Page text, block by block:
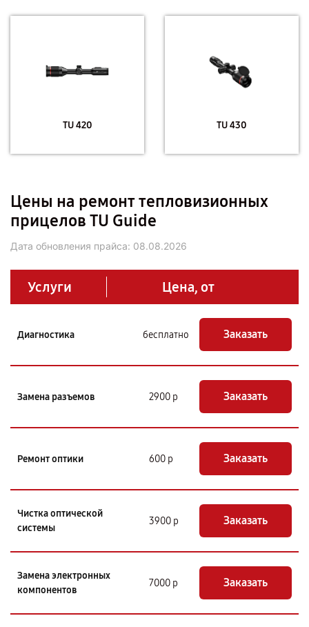
TU 420 TU 430
Цены на ремонт тепловизионных
прицелов TU Guide
Дата обновления прайса: 08.08.2026
Услуги Цена, от
Диагностика бесплатно Заказать
Замена разъемов 2900 р Заказать
Ремонт оптики 600 р Заказать
Чистка оптической
системы
3900 р Заказать
Замена электронных
компонентов
7000 р Заказать